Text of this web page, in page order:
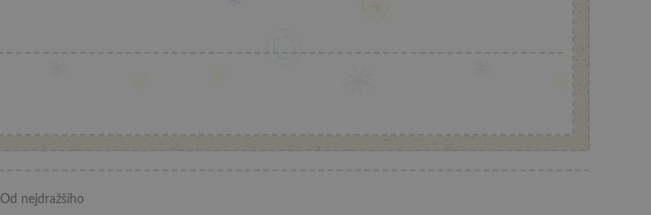
Od nejdražšího